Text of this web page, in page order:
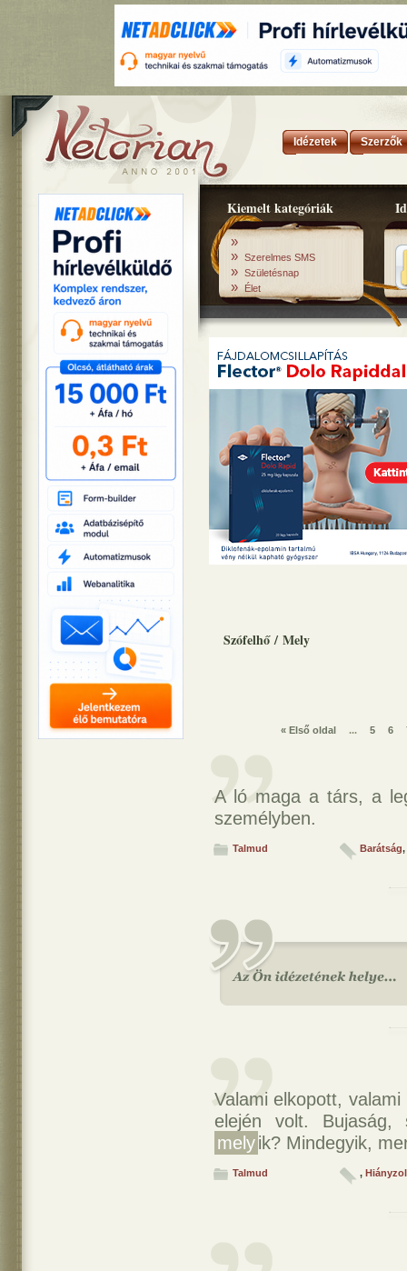
Idézetek Szerzők
Kiemelt kategóriák
»
» Szerelmes SMS
» Születésnap
» Élet
Szófelhő / Mely
« Első oldal ... 5 6
A ló maga a társ, a
személyben.
Talmud Barátság,
Valami elkopott,
elején volt. Bujaság,
melyik? Mindegyik,
Talmud , Hiányzol